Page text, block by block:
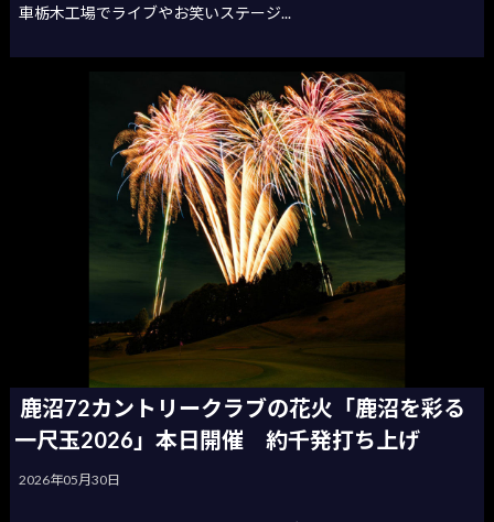
車栃木工場でライブやお笑いステージ...
鹿沼72カントリークラブの花火「鹿沼を彩る
一尺玉2026」本日開催 約千発打ち上げ
2026年05月30日